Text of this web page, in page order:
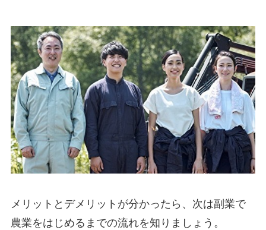
メリットとデメリットが分かったら、次は副業で
農業をはじめるまでの流れを知りましょう。